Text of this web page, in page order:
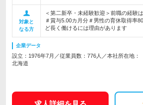
対象と
なる方
＜第二新卒・未経験歓迎＞前職の経験
＃賞与5.00カ月分＃男性の育休取得率
ど長く働けるには理由があります
企業データ
設立：1976年7月／従業員数：776人／本社所在地：
北海道